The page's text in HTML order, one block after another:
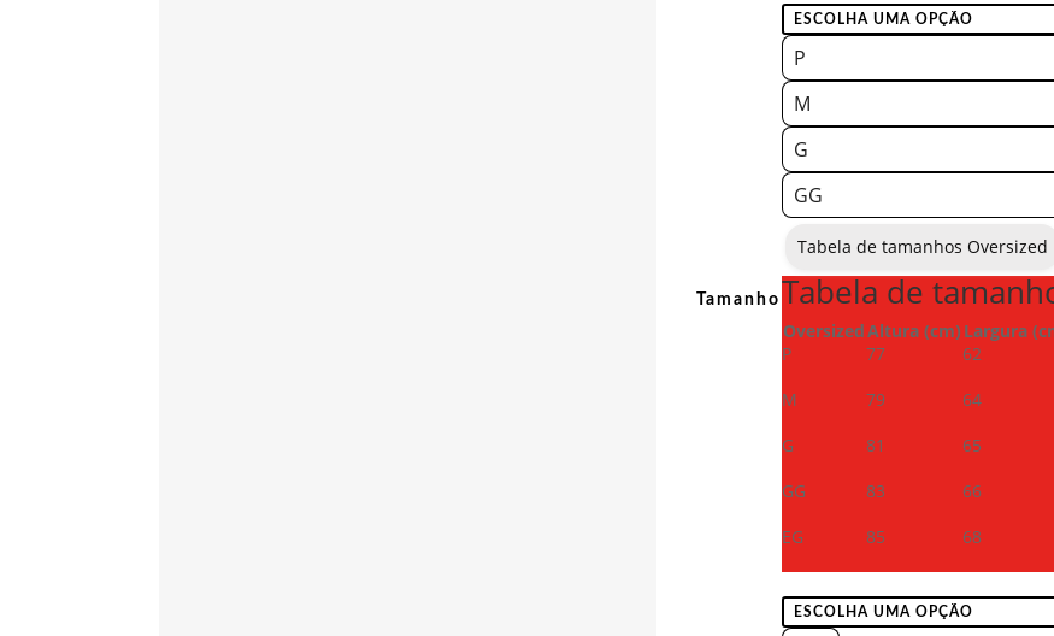
Tamanho
P
M
G
GG
Tabela de tamanhos Oversized
Tabela de
OversizedAltura (cm) Largura
P
77 62
M
79 64
G
81 65
GG
83 66
EG
85 68